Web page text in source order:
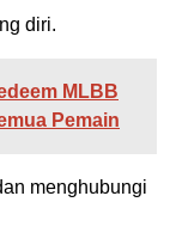
diri.
MLBB
Pemain
menghubungi